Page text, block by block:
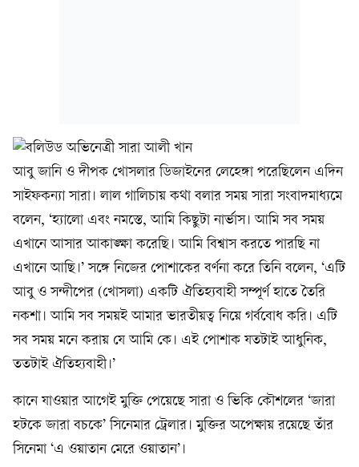
আবু জানি ও দীপক খোসলার ডিজাইনের লেহেঙ্গা পরেছিলেন এদিন
সাইফকন্যা সারা। লাল গালিচায় কথা বলার সময় সারা সংবাদমাধ্যমে
বলেন, ‘হ্যালো এবং নমস্তে, আমি কিছুটা নার্ভাস। আমি সব সময়
এখানে আসার আকাঙ্ক্ষা করেছি। আমি বিশ্বাস করতে পারছি না
এখানে আছি।’ সঙ্গে নিজের পোশাকের বর্ণনা করে তিনি বলেন, ‘এটি
আবু ও সন্দীপের (খোসলা) একটি ঐতিহ্যবাহী সম্পূর্ণ হাতে তৈরি
নকশা। আমি সব সময়ই আমার ভারতীয়ত্ব নিয়ে গর্ববোধ করি। এটি
সব সময় মনে করায় যে আমি কে। এই পোশাক যতটাই আধুনিক,
ততটাই ঐতিহ্যবাহী।’
কানে যাওয়ার আগেই মুক্তি পেয়েছে সারা ও ভিকি কৌশলের ‘জারা
হটকে জারা বচকে’ সিনেমার ট্রেলার। মুক্তির অপেক্ষায় রয়েছে তাঁর
সিনেমা ‘এ ওয়াতান মেরে ওয়াতান’।